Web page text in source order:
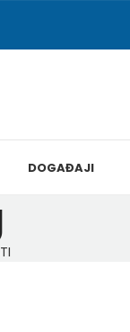
DOGAĐAJI